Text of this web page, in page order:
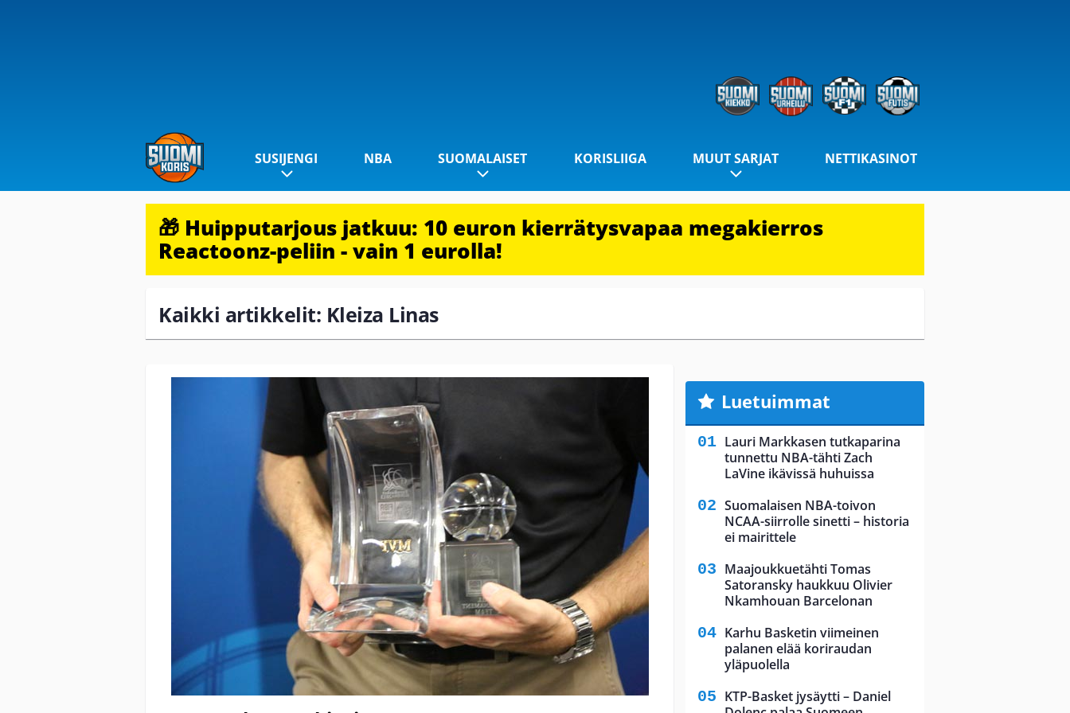
SUSIJENGI NBA SUOMALAISET KORISLIIGA MUUT SARJAT NETTIKASINOT
🎁 Huipputarjous jatkuu: 10 euron kierrätysvapaa megakierros
Reactoonz-peliin - vain 1 eurolla!
Kaikki artikkelit: Kleiza Linas
Luetuimmat
Lauri Markkasen tutkaparina
tunnettu NBA-tähti Zach
LaVine ikävissä huhuissa
Suomalaisen NBA-toivon
NCAA-siirrolle sinetti – historia
ei mairittele
Maajoukkuetähti Tomas
Satoransky haukkuu Olivier
Nkamhouan Barcelonan
Karhu Basketin viimeinen
palanen elää koriraudan
yläpuolella
KTP-Basket jysäytti – Daniel